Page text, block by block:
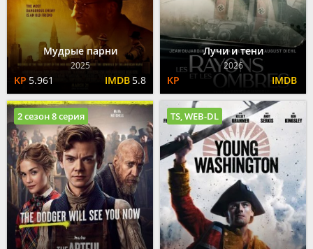
Мудрые парни
2025
5.961 5.8
Лучи и тени
2026
2 сезон 8 серия TS, WEB-DL